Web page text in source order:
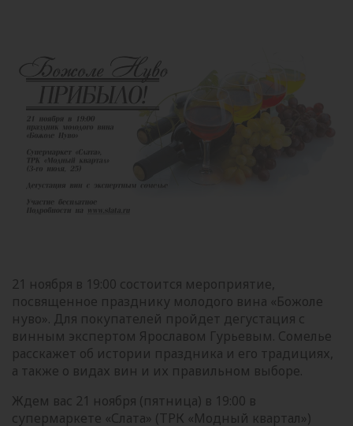
21 ноября в 19:00 состоится мероприятие,
посвященное празднику молодого вина «Божоле
нуво». Для покупателей пройдет дегустация с
винным экспертом Ярославом Гурьевым. Сомелье
расскажет об истории праздника и его традициях,
а также о видах вин и их правильном выборе.
Ждем вас 21 ноября (пятница) в 19:00 в
супермаркете «Слата» (ТРК «Модный квартал»)